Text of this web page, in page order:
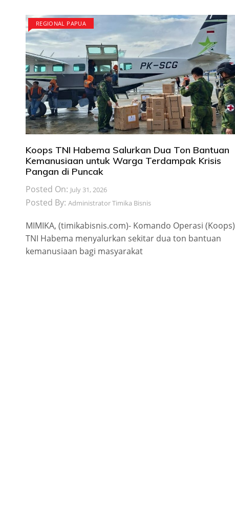
REGIONAL PAPUA
Koops TNI Habema Salurkan Dua Ton Bantuan
Kemanusiaan untuk Warga Terdampak Krisis
Pangan di Puncak
Posted On: July 31, 2026
Posted By: Administrator Timika Bisnis
MIMIKA, (timikabisnis.com)- Komando Operasi (Koops)
TNI Habema menyalurkan sekitar dua ton bantuan
kemanusiaan bagi masyarakat